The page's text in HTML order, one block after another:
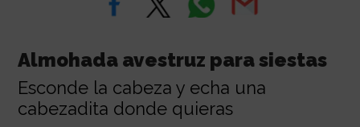
Almohada avestruz para siestas
Esconde la cabeza y echa una
cabezadita donde quieras